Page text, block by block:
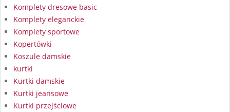
Komplety dresowe basic
Komplety eleganckie
Komplety sportowe
Kopertówki
Koszule damskie
kurtki
Kurtki damskie
Kurtki jeansowe
Kurtki przejściowe